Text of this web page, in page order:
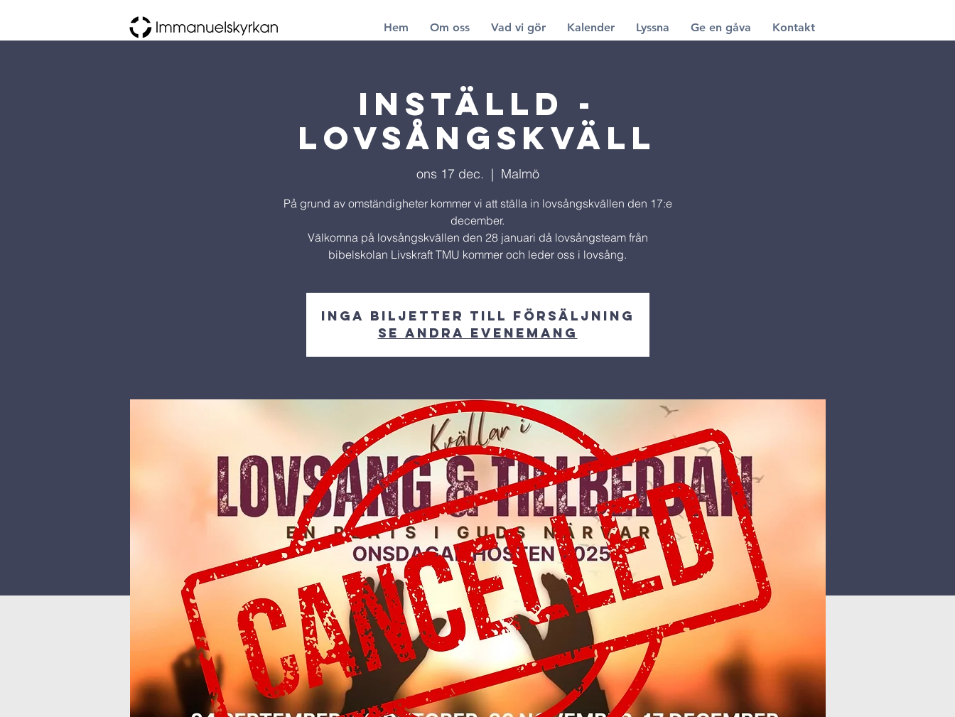
Hem Om oss Vad vi gör Kalender Lyssna Ge en gåva Kontakt
Inställd -
LOVSÅNGSKVÄLL
ons 17 dec.
  |
Malmö
På grund av omständigheter kommer vi att ställa in lovsångskvällen den 17:e
december.
Välkomna på lovsångskvällen den 28 januari då lovsångsteam från
bibelskolan Livskraft TMU kommer och leder oss i lovsång.
Inga biljetter till försäljning
Se andra evenemang